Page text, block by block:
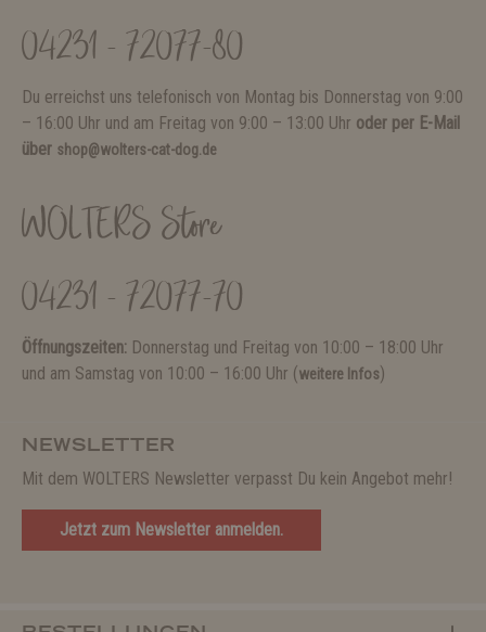
04231 - 72077-80
Du erreichst uns telefonisch von Montag bis Donnerstag von 9:00
– 16:00 Uhr und am Freitag von 9:00 – 13:00 Uhr oder per E-Mail
über shop@wolters-cat-dog.de
WOLTERS Store
04231 - 72077-70
Öffnungszeiten: Donnerstag und Freitag von 10:00 – 18:00 Uhr
und am Samstag von 10:00 – 16:00 Uhr (weitere Infos)
NEWSLETTER
Mit dem WOLTERS Newsletter verpasst Du kein Angebot mehr!
Jetzt zum Newsletter anmelden.